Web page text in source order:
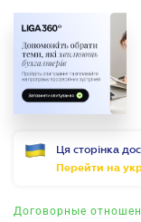
БУХГАЛТЕР
Ця сторінка
Перейти на
Договорные